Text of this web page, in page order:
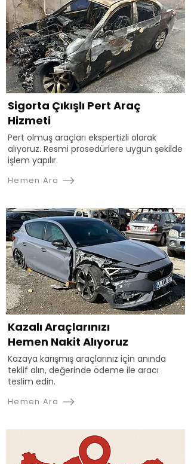
Sigorta Çıkışlı Pert Araç
Hizmeti
Pert olmuş araçları ekspertizli olarak
alıyoruz. Resmi prosedürlere uygun şekilde
işlem yapılır.
Hemen Ara
Kazalı Araçlarınızı
Hemen Nakit Alıyoruz
Kazaya karışmış araçlarınız için anında
teklif alın, değerinde ödeme ile aracı
teslim edin.
Hemen Ara